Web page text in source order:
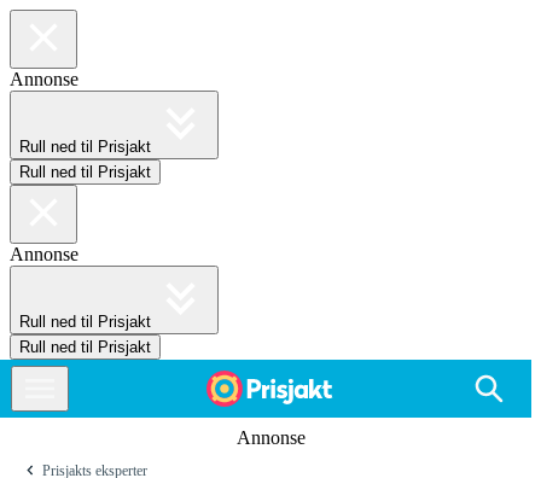
Annonse
Rull ned til Prisjakt
Rull ned til Prisjakt
Annonse
Rull ned til Prisjakt
Rull ned til Prisjakt
Annonse
Prisjakts eksperter